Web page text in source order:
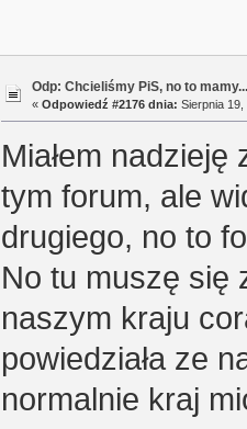
Odp: Chcieliśmy PiS, no to
« Odpowiedź #2176 dnia: Sierpnia
Miałem
tym forum, ale
drugiego, no to
No tu muszę się
naszym kraju
powiedziała ze
normalnie kraj